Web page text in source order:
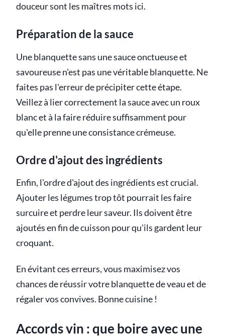
douceur sont les maîtres mots ici.
Préparation de la sauce
Une blanquette sans une sauce onctueuse et
savoureuse n'est pas une véritable blanquette. Ne
faites pas l'erreur de précipiter cette étape.
Veillez à lier correctement la sauce avec un roux
blanc et à la faire réduire suffisamment pour
qu'elle prenne une consistance crémeuse.
Ordre d'ajout des ingrédients
Enfin, l'ordre d'ajout des ingrédients est crucial.
Ajouter les légumes trop tôt pourrait les faire
surcuire et perdre leur saveur. Ils doivent être
ajoutés en fin de cuisson pour qu'ils gardent leur
croquant.
En évitant ces erreurs, vous maximisez vos
chances de réussir votre blanquette de veau et de
régaler vos convives. Bonne cuisine !
Accords vin : que boire avec une